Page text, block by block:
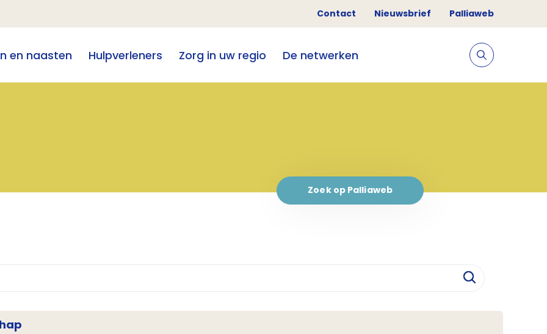
Contact Nieuwsbrief Palliaweb
en naasten Hulpverleners Zorg in uw regio De netwerken
Zoek op Palliaweb